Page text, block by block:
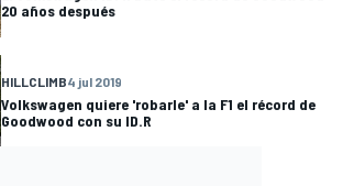
20 años después
HILLCLIMB4 jul 2019
Volkswagen quiere 'robarle' a la F1 el récord de
Goodwood con su ID.R